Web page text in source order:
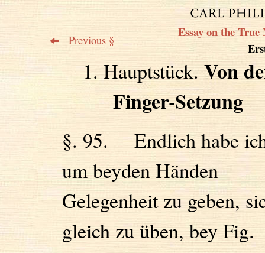
Previous §
Essay on the
1. Hauptstück.Von
Finger-Setzung
§. 95. Endlich habe
um beyden Händen
Gelegenheit zu geben,
gleich zu üben, bey Fig.